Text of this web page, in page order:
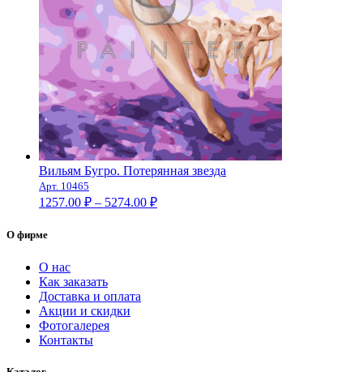
Вильям Бугро. Потерянная звезда
Арт. 10465
1257.00 ₽ – 5274.00 ₽Диапазон
О фирме
О нас
Как заказать
Доставка и оплата
Акции и скидки
Фотогалерея
Контакты